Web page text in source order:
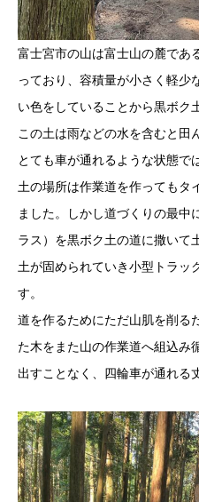
富士宮市の山は富士山の麓であ
っており、容積量が小さく軽少
い色をしていることから黒ボク
この土は雨などの水を含むと田
とても車が通れるような状態で
土の場所は作業道を作ってもタ
ました。しかし道づくりの最中
ラス）を黒ボク土の道に撒いて
土が固められていき小型トラッ
す。
道を作るためにただ山肌を削る
た木をまた山の作業道へ組込み
出すことなく、四輪車が通れる